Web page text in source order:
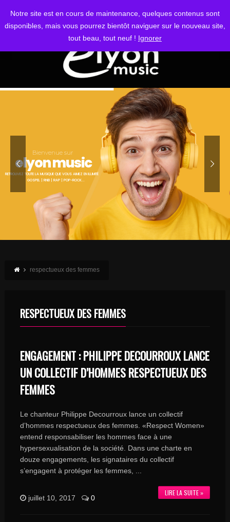
Notre site est en cours de maintenance, quelques contenus sont
disponibles, mais vous pourrez bientôt naviguer sur le nouveau site,
tout beau, tout neuf ! Ignorer
S'IDENTIFIER
Bienvenue sur
elyon music
RETROUVEZ TOUTE LA MUSIQUE QUE VOUS AIMEZ EN ILLIMITÉ
GOSPEL | RNB | RAP | POP-ROCK...
respectueux des femmes
RESPECTUEUX DES FEMMES
ENGAGEMENT : PHILIPPE DECOURROUX LANCE
UN COLLECTIF D’HOMMES RESPECTUEUX DES
FEMMES
Le chanteur Philippe Decourroux lance un collectif
d’hommes respectueux des femmes. «Respect Women»
entend responsabiliser les hommes face à une
hypersexualisation de la société. Dans une charte en
douze engagements, les signataires du collectif
s’engagent à protéger les femmes, ...
LIRE LA SUITE »
juillet 10, 2017 0